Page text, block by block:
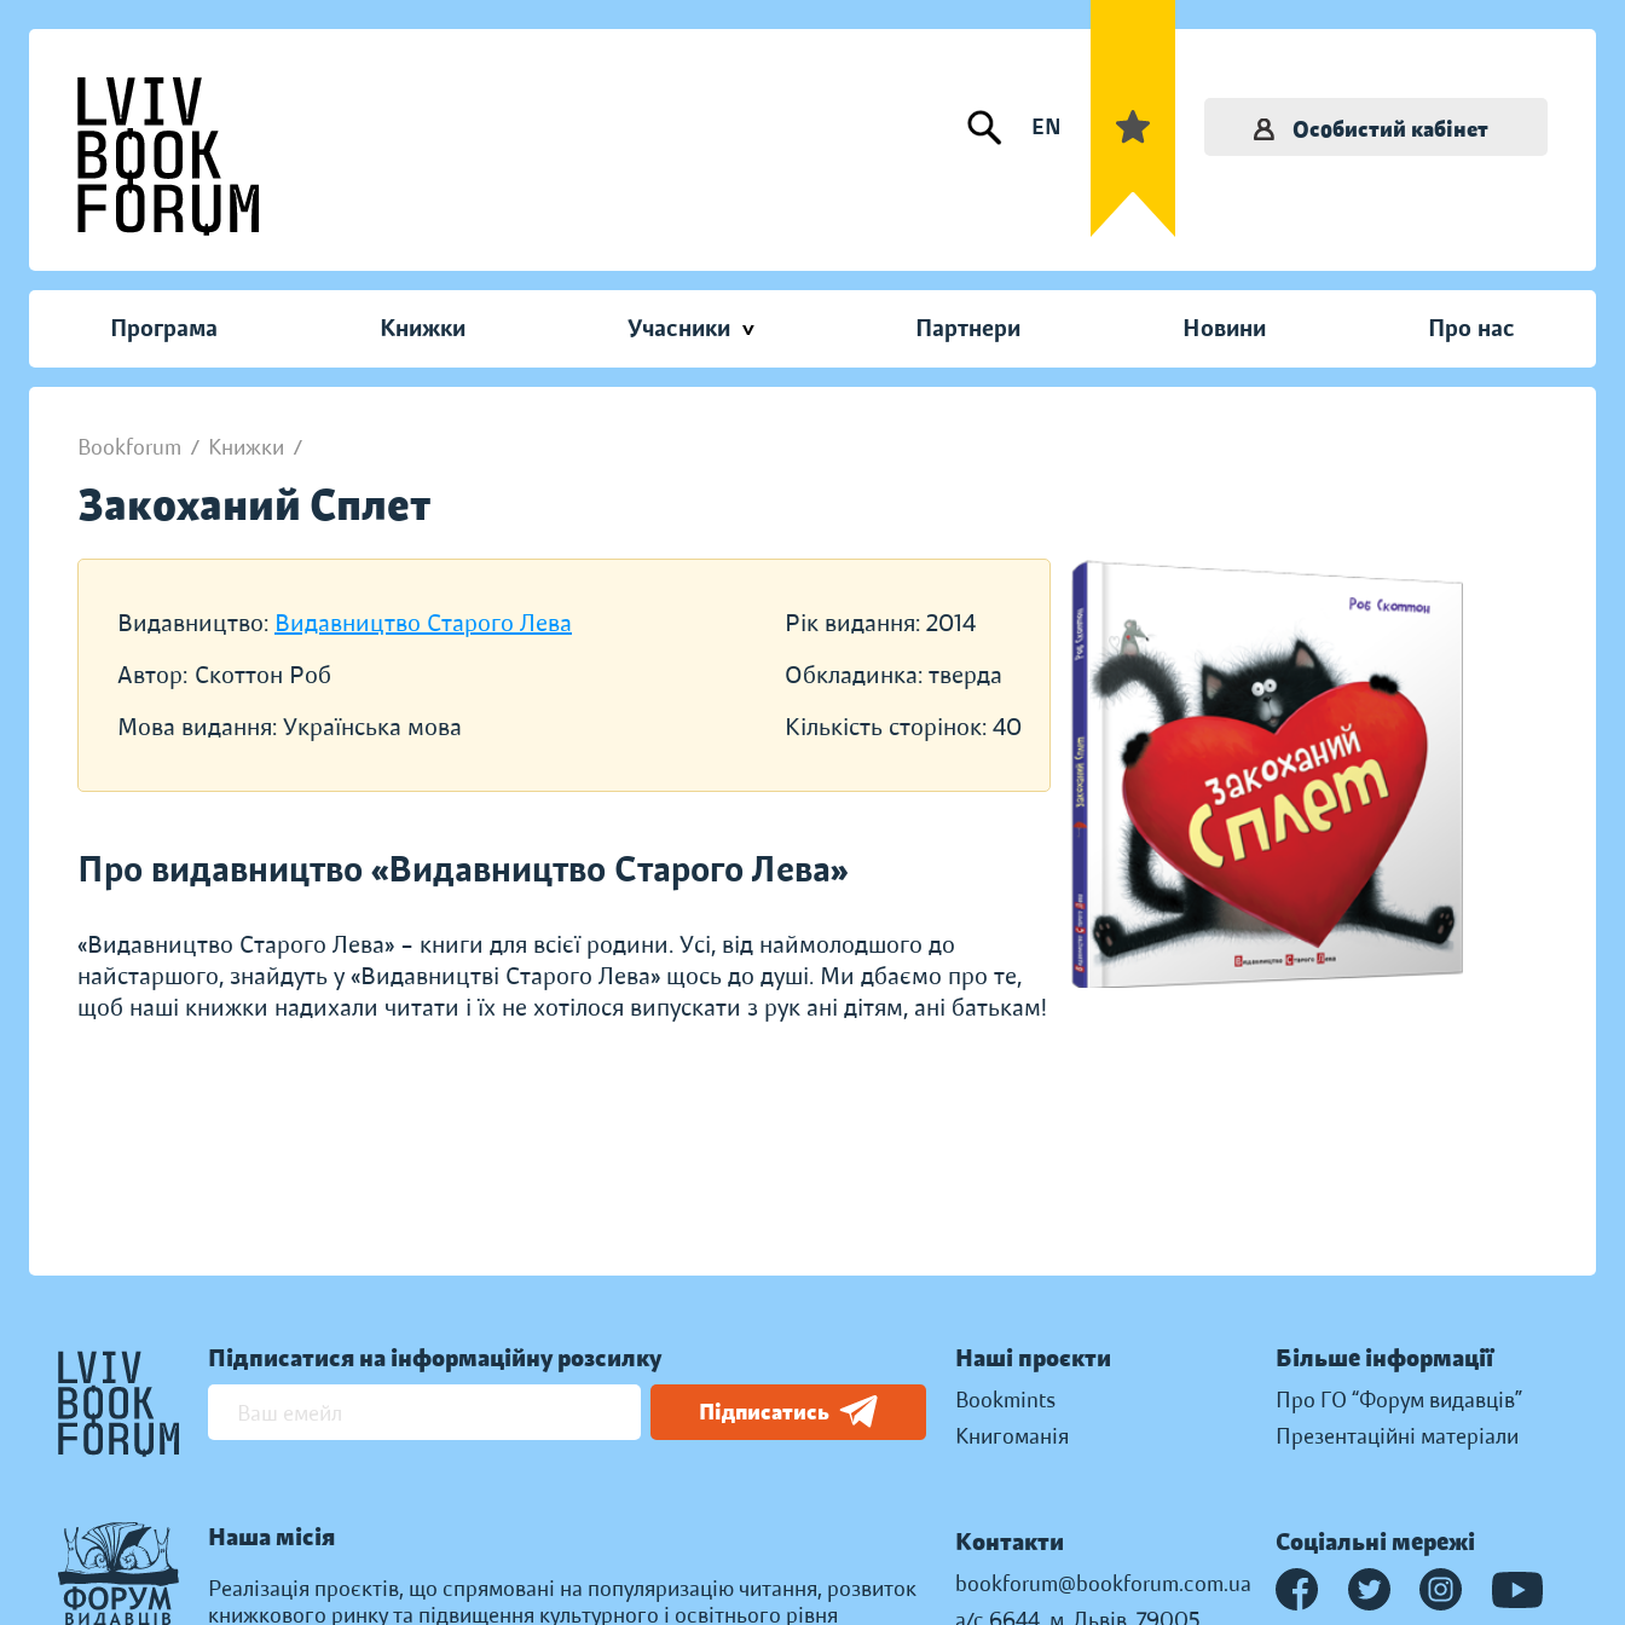
EN Особистий кабінет
Програма Книжки Учасники Партнери Новини Про нас
Bookforum / Книжки /
Закоханий Сплет
Видавництво: Видавництво Старого Лева
Автор: Скоттон Роб
Мова видання: Українська мова
Рік видання: 2014
Обкладинка: тверда
Кількість сторінок: 40
Про видавництво «Видавництво Старого Лева»
«Видавництво Старого Лева» – книги для всієї родини. Усі, від наймолодшого до
найстаршого, знайдуть у «Видавництві Старого Лева» щось до душі. Ми дбаємо про те,
щоб наші книжки надихали читати і їх не хотілося випускати з рук ані дітям, ані батькам!
Підписатися на інформаційну розсилку
Підписатись
Наша місія
Реалізація проєктів, що спрямовані на популяризацію читання, розвиток
книжкового ринку та підвищення культурного і освітнього рівня
Наші проєкти
Bookmints
Книгоманія
Більше інформації
Про ГО “Форум видавців”
Презентаційні матеріали
Контакти
bookforum@bookforum.com.ua
Соціальні мережі